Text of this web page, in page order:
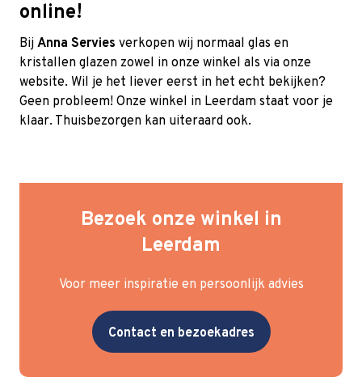
online!
Bij Anna Servies verkopen wij normaal glas en
kristallen glazen zowel in onze winkel als via onze
website. Wil je het liever eerst in het echt bekijken?
Geen probleem! Onze winkel in Leerdam staat voor je
klaar. Thuisbezorgen kan uiteraard ook.
Bezoek onze winkel in
Leerdam
Voor meer inspiratie en persoonlijk advies
Contact en bezoekadres